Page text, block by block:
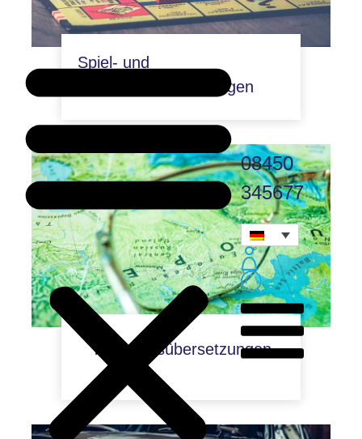
08450
345677
Spiel- und
Spielzeugübersetzungen
Tourismusübersetzungen